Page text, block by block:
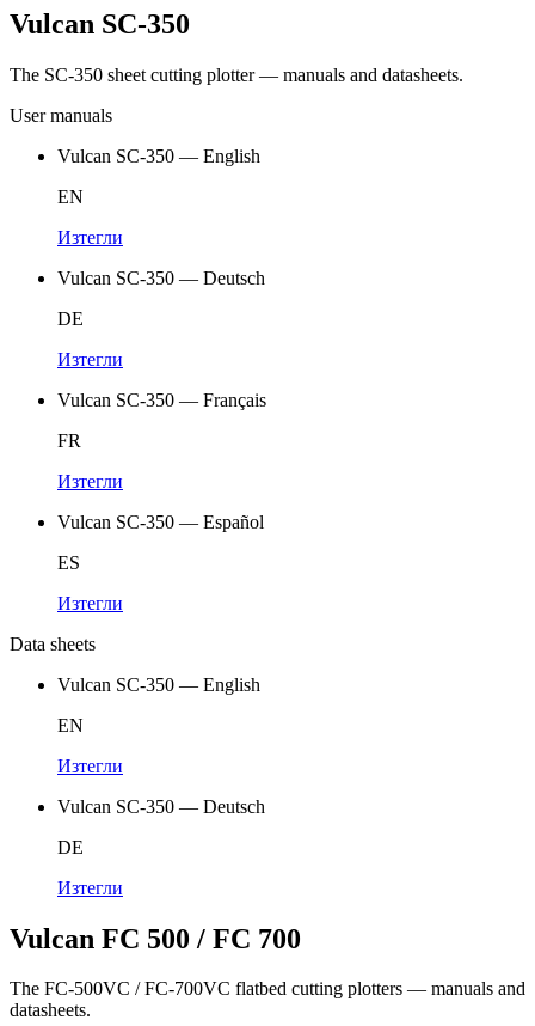
Vulcan SC-350
The SC-350 sheet cutting plotter — manuals and datasheets.
User manuals
Vulcan SC-350 — English
EN
Изтегли
Vulcan SC-350 — Deutsch
DE
Изтегли
Vulcan SC-350 — Français
FR
Изтегли
Vulcan SC-350 — Español
ES
Изтегли
Data sheets
Vulcan SC-350 — English
EN
Изтегли
Vulcan SC-350 — Deutsch
DE
Изтегли
Vulcan FC 500 / FC 700
The FC-500VC / FC-700VC flatbed cutting plotters — manuals and
datasheets.